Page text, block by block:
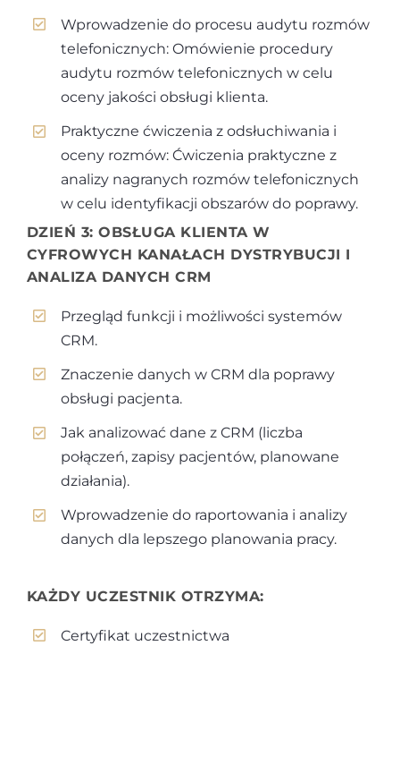
Wprowadzenie do procesu audytu rozmów
telefonicznych: Omówienie procedury
audytu rozmów telefonicznych w celu
oceny jakości obsługi klienta.
Praktyczne ćwiczenia z odsłuchiwania i
oceny rozmów: Ćwiczenia praktyczne z
analizy nagranych rozmów telefonicznych
w celu identyfikacji obszarów do poprawy.
DZIEŃ 3: OBSŁUGA KLIENTA W
CYFROWYCH KANAŁACH DYSTRYBUCJI I
ANALIZA DANYCH CRM
Przegląd funkcji i możliwości systemów
CRM.
Znaczenie danych w CRM dla poprawy
obsługi pacjenta.
Jak analizować dane z CRM (liczba
połączeń, zapisy pacjentów, planowane
działania).
Wprowadzenie do raportowania i analizy
danych dla lepszego planowania pracy.
KAŻDY UCZESTNIK OTRZYMA:
Certyfikat uczestnictwa